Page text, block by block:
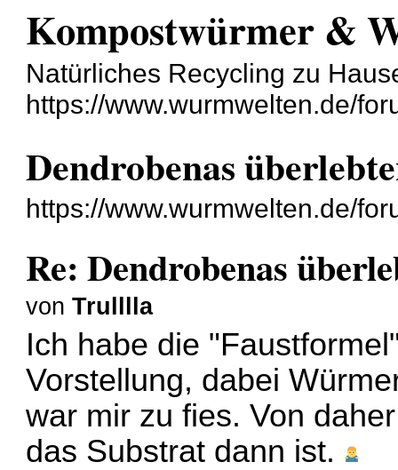
Kompostwürmer &
Natürliches Recycling zu
https://www.wurmwelten.de/
Dendrobenas
https://www.wurmwelten.de/
Re: Dendrobenas
vonTrulllla
Ich habe die
Vorstellung, dabei
war mir zu fies. Von
das Substrat dann ist.